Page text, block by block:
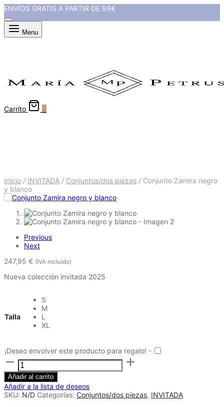
ENVÍOS GRATIS A PARTIR DE 99€
Menu
Carrito
Inicio / INVITADA / Conjuntos/dos piezas /Conjunto Zamira negro
y blanco
Previous
Next
247,95 € (IVA incluido)
Nueva colección invitada 2025
Talla
S
M
L
XL
¡Deseo envolver este producto para regalo! -
Conjunto
Zamira
negro
y
blanco
Añadir al carrito
Añadir a la lista de deseos
SKU: N/D Categorías: Conjuntos/dos piezas, INVITADA